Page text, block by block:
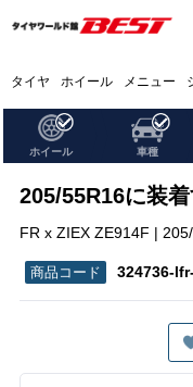
タイヤ ホイール メニュー
ホイール 車種
205/55R16に装
FR x ZIEX ZE914F |
324736-